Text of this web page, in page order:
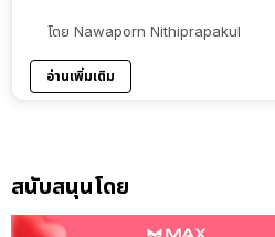
โดย Nawaporn Nithiprapakul
อ่านเพิ่มเติม
สนับสนุนโดย